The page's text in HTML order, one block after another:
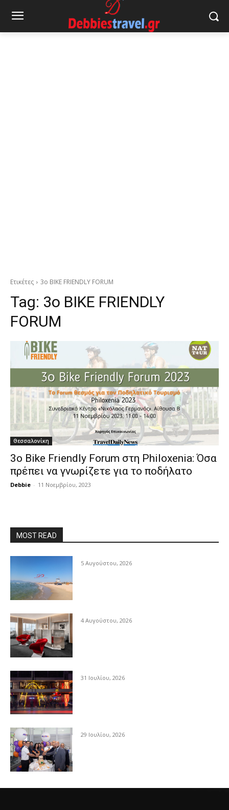
Ετικέτες 3ο BIKE FRIENDLY FORUM
Tag: 3ο BIKE FRIENDLY
FORUM
Θεσσαλονίκη
3ο Bike Friendly Forum στη Philoxenia: Όσα
πρέπει να γνωρίζετε για το ποδήλατο
Debbie - 11 Νοεμβρίου, 2023
MOST READ
5 Αυγούστου, 2026
4 Αυγούστου, 2026
31 Ιουλίου, 2026
29 Ιουλίου, 2026